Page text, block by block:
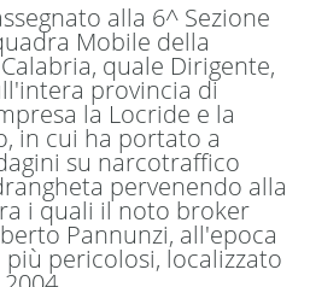
alla 6^ Sezione
Mobile della
quale Dirigente,
provincia di
la Locride e la
in cui ha portato a
su narcotraffico
pervenendo alla
i quali il noto broker
Pannunzi, all'epoca
pericolosi, localizzato